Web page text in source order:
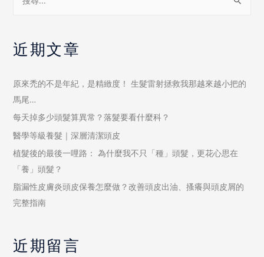
近期文章
原來禿的不是年紀，是精緻度！ 生髮雷射拯救我那越來越小把的
馬尾…
每天掉多少頭髮算異常？落髮要看什麼科？
醫學等級養髮｜深層清潔頭皮
植髮後的最後一哩路： 為什麼我不只「種」頭髮，更花心思在
「養」頭髮？
脂漏性皮膚炎頭皮保養怎麼做？改善頭皮出油、搔癢與頭皮屑的
完整指南
近期留言